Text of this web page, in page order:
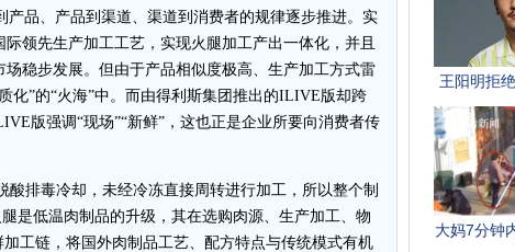
品、产品到渠道、渠道到消费者的规律逐步推进。实
领先生产加工工艺，实现火腿加工产出一体化，并且
稳步发展。但由于产品相似度极高、生产加工方式雷
化”的“火海”中。而由得利斯集团推出的ILIVE版却跨
版强调“现场”“新鲜”，这也正是企业所要向消费者传
排毒冷却，未经冷冻直接周转进行加工，所以整个制
是低温肉制品的升级，其在选购肉源、生产加工、物
工链，将国外肉制品工艺、配方特点与传统模式有机